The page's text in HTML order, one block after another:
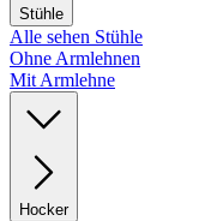
Stühle
Alle sehen Stühle
Ohne Armlehnen
Mit Armlehne
Hocker